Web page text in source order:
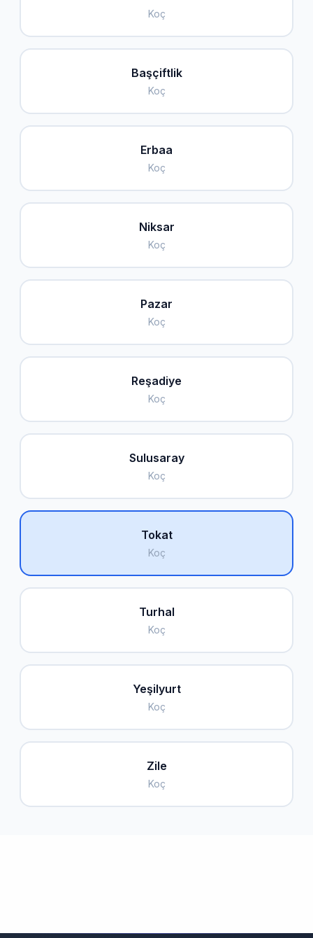
Koç
Başçiftlik
Koç
Erbaa
Koç
Niksar
Koç
Pazar
Koç
Reşadiye
Koç
Sulusaray
Koç
Tokat
Koç
Turhal
Koç
Yeşilyurt
Koç
Zile
Koç